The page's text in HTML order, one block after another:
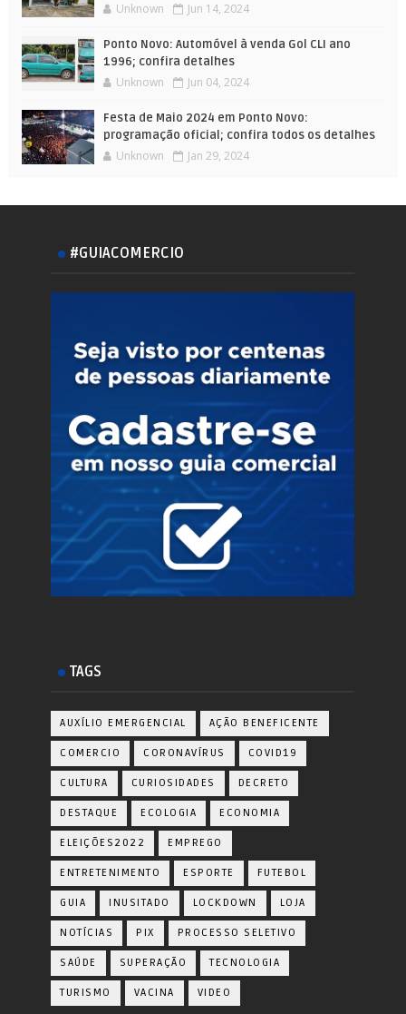
Unknown Jun 14, 2024
Ponto Novo: Automóvel à venda Gol CLI ano
1996; confira detalhes
Unknown Jun 04, 2024
Festa de Maio 2024 em Ponto Novo:
programação oficial; confira todos os detalhes
Unknown Jan 29, 2024
#GUIACOMERCIO
TAGS
AUXÍLIO EMERGENCIAL AÇÃO BENEFICENTE
COMERCIO CORONAVÍRUS COVID19
CULTURA CURIOSIDADES DECRETO
DESTAQUE ECOLOGIA ECONOMIA
ELEIÇÕES2022 EMPREGO
ENTRETENIMENTO ESPORTE FUTEBOL
GUIA INUSITADO LOCKDOWN LOJA
NOTÍCIAS PIX PROCESSO SELETIVO
SAÚDE SUPERAÇÃO TECNOLOGIA
TURISMO VACINA VIDEO